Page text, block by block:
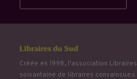
Libraires du Sud
Créée en 1998, l'association
soixantaine de libraires